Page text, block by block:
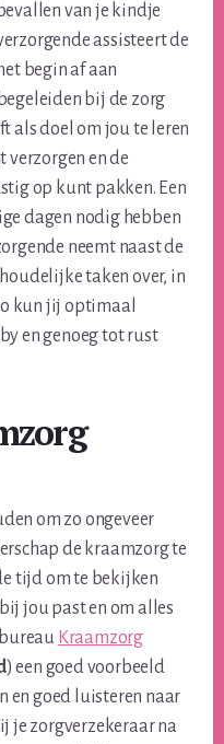
van je kindje
assisteert de
begin af aan
bij de zorg
als doel om jou te leren
verzorgen en de
op kunt pakken. Een
dagen nodig hebben
neemt naast de
taken over, in
kun jij optimaal
en genoeg tot rust
om zo ongeveer
de kraamzorg te
tijd om te bekijken
jou past en om alles
Kraamzorg
) een goed voorbeeld
en goed luisteren naar
je zorgverzekeraar na